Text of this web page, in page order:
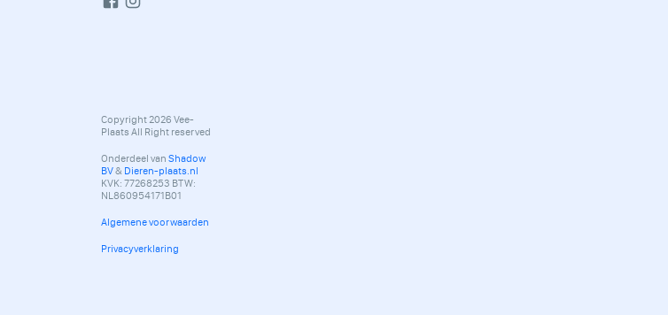
Copyright 2026 Vee-
Plaats All Right reserved
Onderdeel van Shadow
BV& Dieren-plaats.nl
KVK: 77268253 BTW:
NL860954171B01
Algemene voorwaarden
Privacyverklaring